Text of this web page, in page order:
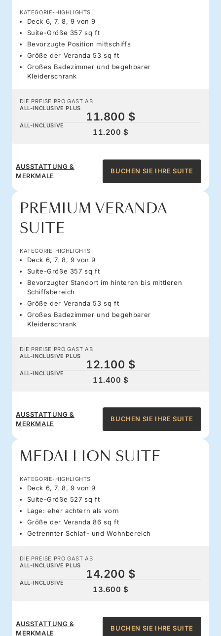
KATEGORIE-HIGHLIGHTS
Deck 6, 7, 8, 9 von 9
Suite-Größe 357 sq ft
Bevorzugte Position mittschiffs
Größe der Veranda 53 sq ft
Großes Badezimmer und begehbarer
Kleiderschrank
DIE PREISE PRO GAST AB
ALL-INCLUSIVE PLUS
11.800 $
ALL-INCLUSIVE
11.200 $
AUSSTATTUNG &
MERKMALE
BUCHEN SIE IHRE SUITE
PREMIUM VERANDA
SUITE
KATEGORIE-HIGHLIGHTS
Deck 6, 7, 8, 9 von 9
Suite-Größe 357 sq ft
Bevorzugter Standort im hinteren bis mittleren
Schiffsbereich
Größe der Veranda 53 sq ft
Großes Badezimmer und begehbarer
Kleiderschrank
DIE PREISE PRO GAST AB
ALL-INCLUSIVE PLUS
12.100 $
ALL-INCLUSIVE
11.400 $
AUSSTATTUNG &
MERKMALE
BUCHEN SIE IHRE SUITE
MEDALLION SUITE
KATEGORIE-HIGHLIGHTS
Deck 6, 7, 8, 9 von 9
Suite-Größe 527 sq ft
Lage: eher achtern als vorn
Größe der Veranda 86 sq ft
Getrennter Schlaf- und Wohnbereich
DIE PREISE PRO GAST AB
ALL-INCLUSIVE PLUS
14.200 $
ALL-INCLUSIVE
13.600 $
AUSSTATTUNG &
MERKMALE
BUCHEN SIE IHRE SUITE